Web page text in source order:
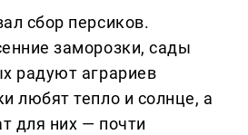
сбор персиков.
заморозки, сады
радуют аграриев
любят тепло и солнце, а
для них — почти